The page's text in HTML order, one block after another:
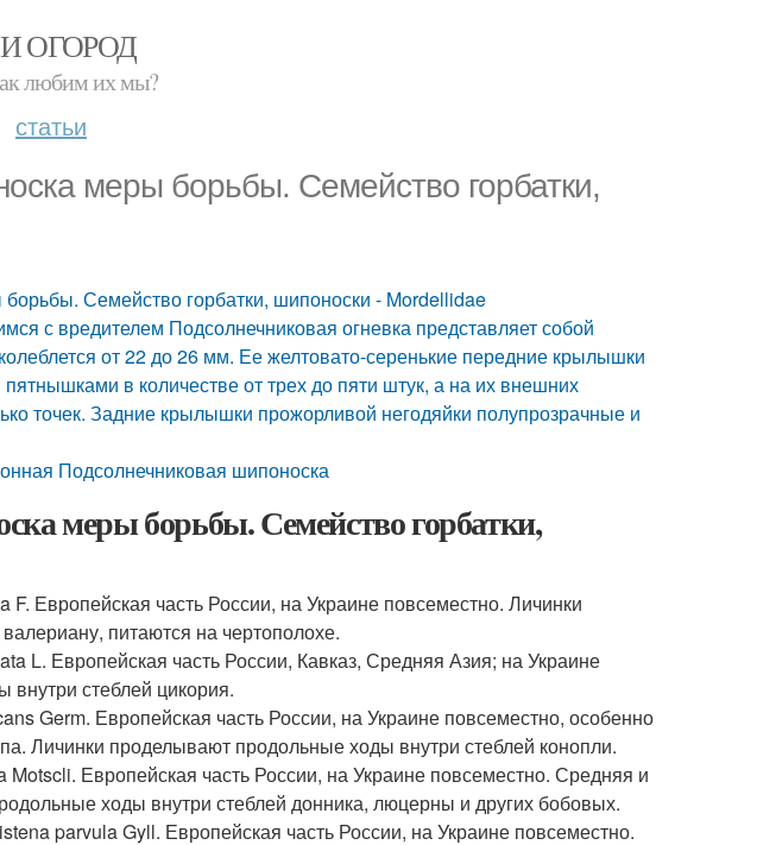
ОГОРОД
любим их мы?
статьи
меры борьбы. Семейство горбатки,
Семейство горбатки, шипоноски - Mordellidae
с вредителем Подсолнечниковая огневка представляет собой
от 22 до 26 мм. Ее желтовато-серенькие передние крылышки
в количестве от трех до пяти штук, а на их внешних
точек. Задние крылышки прожорливой негодяйки полупрозрачные и
Подсолнечниковая шипоноска
меры борьбы. Семейство горбатки,
Европейская часть России, на Украине повсеместно. Личинки
питаются на чертополохе.
L. Европейская часть России, Кавказ, Средняя Азия; на Украине
стеблей цикория.
Germ. Европейская часть России, на Украине повсеместно, особенно
Личинки проделывают продольные ходы внутри стеблей конопли.
Европейская часть России, на Украине повсеместно. Средняя и
ходы внутри стеблей донника, люцерны и других бобовых.
parvula Gyll. Европейская часть России, на Украине повсеместно.